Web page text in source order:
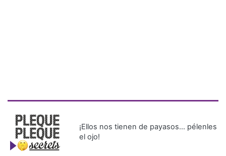
¡Ellos nos tienen de payasos… pélenles
el ojo!